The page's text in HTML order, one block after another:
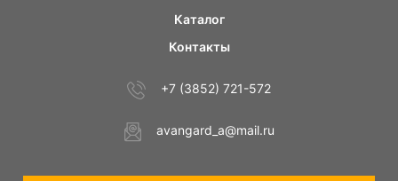
Каталог
Контакты
+7 (3852) 721-572
avangard_a@mail.ru